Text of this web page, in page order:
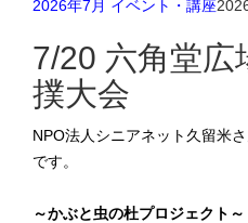
2026年7月 イベント・講座
7/20 六角堂広
撲大会
NPO法人シニアネット久留米
です。
～かぶと虫の杜プロジェクト～